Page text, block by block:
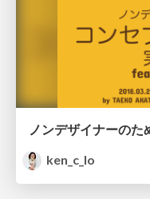
ken_c_lo